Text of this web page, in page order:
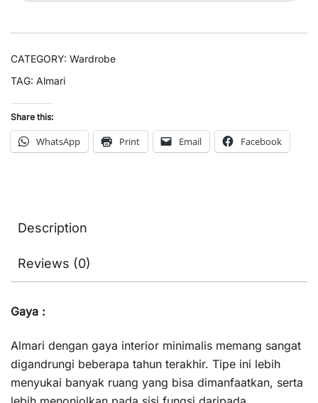
CATEGORY: Wardrobe
TAG: Almari
Share this:
WhatsApp Print Email Facebook
Description
Reviews (0)
Gaya :
Almari dengan gaya interior minimalis memang sangat
digandrungi beberapa tahun terakhir. Tipe ini lebih
menyukai banyak ruang yang bisa dimanfaatkan, serta